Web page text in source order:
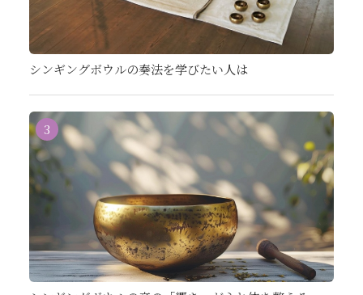
シンギングボウルの奏法を学びたい人は
3